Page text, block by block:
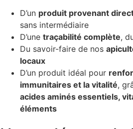
D’un produit provenant
sans intermédiaire
D’une traçabilité complète,
Du savoir-faire de nos
locaux
D’un produit idéal pour
immunitaires et la vitalité,
acides aminés essentiels,
éléments